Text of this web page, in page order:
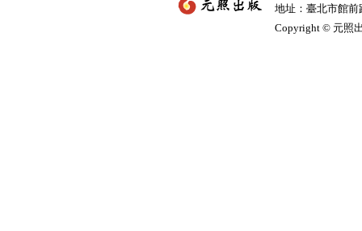
地址：臺北市館
Copyright © 元照